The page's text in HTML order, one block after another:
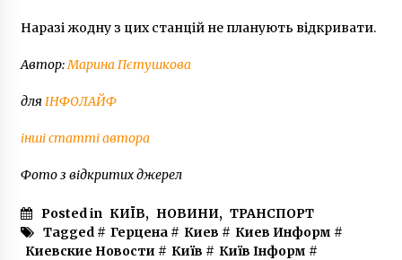
Наразі жодну з цих станцій не планують відкривати.
Автор:Марина Пєтушкова
для ІНФОЛАЙФ
інші статті автора
Фото з відкритих джерел
Posted in КИЇВ, НОВИНИ, ТРАНСПОРТ
Tagged # Герцена# Киев # Киев Информ #
Киевские Новости # Київ # Київ Інформ #